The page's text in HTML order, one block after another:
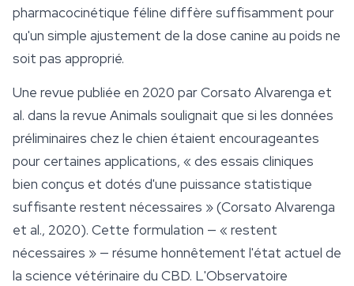
pharmacocinétique féline diffère suffisamment pour
qu'un simple ajustement de la dose canine au poids ne
soit pas approprié.
Une revue publiée en 2020 par Corsato Alvarenga et
al. dans la revue Animals soulignait que si les données
préliminaires chez le chien étaient encourageantes
pour certaines applications, « des essais cliniques
bien conçus et dotés d'une puissance statistique
suffisante restent nécessaires » (Corsato Alvarenga
et al., 2020). Cette formulation — « restent
nécessaires » — résume honnêtement l'état actuel de
la science vétérinaire du CBD. L'Observatoire